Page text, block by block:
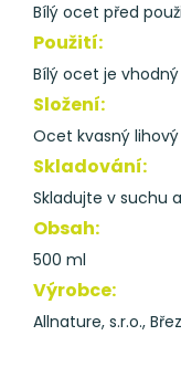
Bílý ocet před
Použití:
Bílý ocet je
Složení:
Ocet kvasný lihový
Skladování:
Skladujte v suchu
Obsah:
500 ml
Výrobce:
Allnature, s.r.o.,